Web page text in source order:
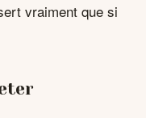
vraiment que si